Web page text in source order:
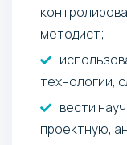
методист;
технологии,
вести
проектную,